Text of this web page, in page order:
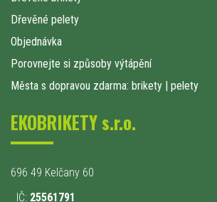
Dřevěné pelety
Objednávka
Porovnejte si způsoby výtápění
Města s dopravou zdarma: brikety | pelety
EKOBRIKETY s.r.o.
696 49 Kelčany 60
IČ: 25561791